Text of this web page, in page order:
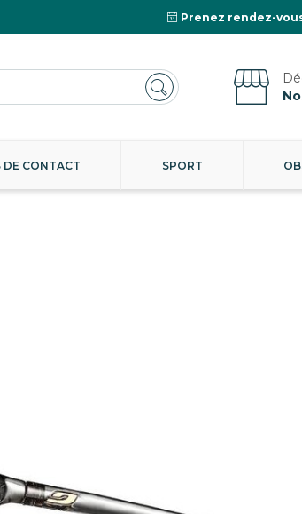
Prenez rendez-
DE CONTACT SPORT